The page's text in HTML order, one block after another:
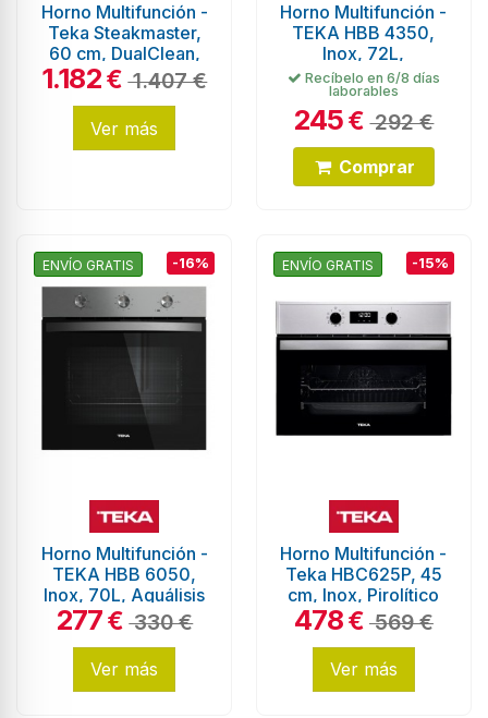
Horno Multifunción -
Teka Steakmaster,
60 cm, DualClean,
Cristal Negro con
Marco
1.182€ 1.407 €
Ver más
Horno Multifunción -
TEKA HBB 4350,
Inox, 72L,
ThermoSeal
Recíbelo en 6/8 días
laborables
245€ 292 €
Comprar
ENVÍO GRATIS -16%
Horno Multifunción -
TEKA HBB 6050,
Inox, 70L, Aquálisis
277€ 330 €
Ver más
ENVÍO GRATIS -15%
Horno Multifunción -
Teka HBC625P, 45
cm, Inox, Pirolítico
478€ 569 €
Ver más